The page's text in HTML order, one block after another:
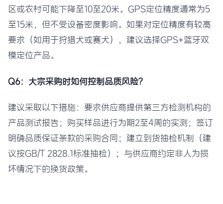
区或农村可能下降至10至20米。GPS定位精度通常为5
至15米，但不受设备密度影响。如果对定位精度有较高
要求（如用于狩猎犬或赛犬），建议选择GPS+蓝牙双
模定位产品。
Q6：大宗采购时如何控制品质风险？
建议采取以下措施：要求供应商提供第三方检测机构的
产品测试报告；购买样品进行为期2至4周的实测；签订
明确品质保证条款的采购合同；建立到货抽检机制（建
议按GB/T 2828.1标准抽检）；与供应商约定非人为损
坏情况下的换货政策。